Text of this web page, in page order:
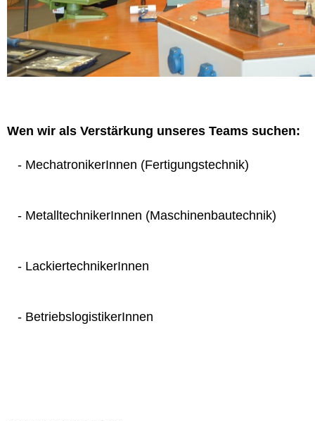
Wen wir als Verstärkung unseres Teams suchen:
- MechatronikerInnen (Fertigungstechnik)
- MetalltechnikerInnen (Maschinenbautechnik)
- LackiertechnikerInnen
- BetriebslogistikerInnen